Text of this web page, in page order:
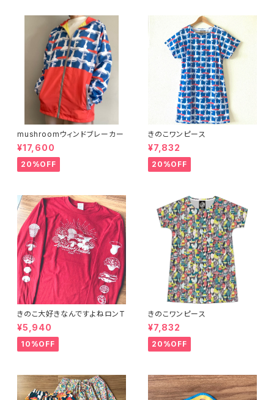
mushroomウィンドブレーカー
¥17,600
20%OFF
きのこワンピース
¥7,832
20%OFF
きのこ大好きなんですよねロンT
¥5,940
10%OFF
きのこワンピース
¥7,832
20%OFF